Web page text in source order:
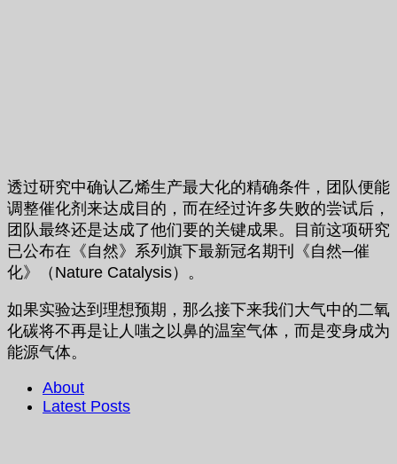
透过研究中确认乙烯生产最大化的精确条件，团队便能
调整催化剂来达成目的，而在经过许多失败的尝试后，
团队最终还是达成了他们要的关键成果。目前这项研究
已公布在《自然》系列旗下最新冠名期刊《自然─催
化》（Nature Catalysis）。
如果实验达到理想预期，那么接下来我们大气中的二氧
化碳将不再是让人嗤之以鼻的温室气体，而是变身成为
能源气体。
About
Latest Posts